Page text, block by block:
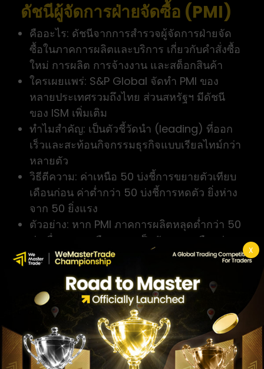
X
ดัชนีผู้จัดการฝ่ายจัดซื้อ (PMI)
คืออะไร: ดัชนีจากการสำรวจผู้จัดการฝ่ายจัด
ซื้อในภาคการผลิตและบริการ เกี่ยวกับคำสั่งซื้อ
ใหม่ การผลิต การจ้างงาน และสต็อกสินค้า
ใครเผยแพร่: S&P Global จัดทำ PMI ของ
หลายประเทศรวมถึงไทย ส่วนสหรัฐฯ มีดัชนี
ของ ISM เพิ่มเติม
ทำไมสำคัญ: เป็นตัวชี้วัดนำ (leading) ที่ออก
เร็วและสะท้อนกิจกรรมธุรกิจแบบเรียลไทม์กว่า
หลายตัว
วิธีตีความ: ค่าเหนือ 50 บ่งชี้การขยายตัวเทียบ
เดือนก่อน ค่าต่ำกว่า 50 บ่งชี้การหดตัว ยิ่งห่าง
จาก 50 ยิ่งแรง
ตัวอย่าง: หาก PMI ภาคการผลิตหลุดต่ำกว่า 50
ต่อเนื่องหลายเดือน อาจเป็นสัญญาณเตือนว่า
กิจกรรมเศรษฐกิจกำลังชะลอ
ข้อจำกัด: เป็นข้อมูลเชิงสำรวจความรู้สึก
(sentiment) ที่อาจไม่ตรงกับตัวเลขผลผลิต
จริงเสมอไป
อัตราดอกเบี้ยนโยบาย
คืออะไร: อัตราดอกเบี้ยอ้างอิงที่ธนาคารกลาง
กำหนด เพื่อส่งผ่านไปยังต้นทุนการกู้ยืมทั้งระบบ